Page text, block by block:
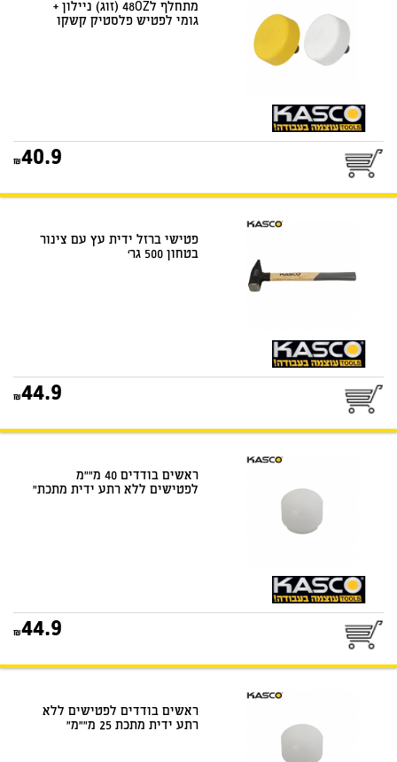
מתחלף ל48OZ (זוג) ניילון +
גומי לפטיש פלסטיק קשקו
40.9
פטישי ברזל ידית עץ עם צינור
בטחון 500 גר‘
44.9
ראשים בודדים 40 מ""מ
לפטישים ללא רתע ידית מתכת"
44.9
ראשים בודדים לפטישים ללא
רתע ידית מתכת 25 מ""מ"